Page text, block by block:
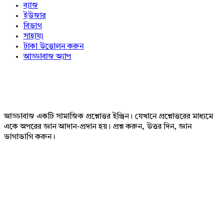
ব্যাজ
ইউজার
বিভাগ
সাহায্য
টাকা উত্তোলন করুন
আড্ডাবাজ অ্যাপ
আড্ডাবাজ একটি সামাজিক প্রশ্নোত্তর ইঞ্জিন। যেখানে প্রশ্নোত্তরের মাধ্যমে
একে অপরের জ্ঞান আদান-প্রদান হয়। প্রশ্ন করুন, উত্তর দিন, জ্ঞান
ভাগাভাগি করুন।